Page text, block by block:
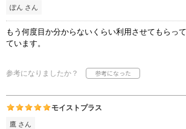
ぽん さん
もう何度目か分からないくらい利用させてもらっ
ています。
参考になりましたか？
モイストプラス
鷹 さん